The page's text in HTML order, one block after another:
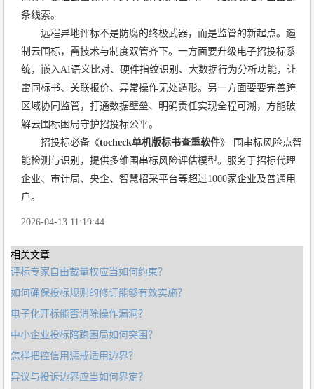
条线索。
远程异地评标不是防腐的终极武器，而是监管的新起点。遏
制云围标，需技术与制度双管齐下。一方面要升级电子招投标系
统，嵌入AI语义比对、硬件指纹识别、大数据行为分析功能，让
雷同标书、关联报价、异常操作无处遁形。另一方面要要完善跨
区域协同监管，打通数据壁垒、明确责任实现全程可溯，方能破
解云围标困局守护招投标公平。
招投标必备《tocheck单机版标书查重软件》-围串标风险点智
能检测与识别，提供多维围串标风险评估模型。服务于招标代理
企业、审计局、央企、智慧招采平台等超过1000家企业及普通用
户。
2026-04-13 11:19:44
相关文章
评标专家自由裁量权应当如何约束？
如何确保投标规则的修订能够有效实施？
电子化开标能否消除操作漏洞？
中小企业投标陪跑困局如何突围？
怎样把控信用惩戒适用边界？
异议与投诉边界应当如何界定？